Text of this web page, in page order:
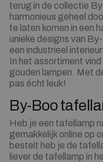
terug in de collectie
harmonieus geheel
te laten komen in een
unieke designs van
een industrieel
In het assortiment
gouden lampen. Met
pas écht leuk!
By-Boo
Heb je een tafellamp
gemakkelijk online op
bestelt heb je de
liever de tafellamp in